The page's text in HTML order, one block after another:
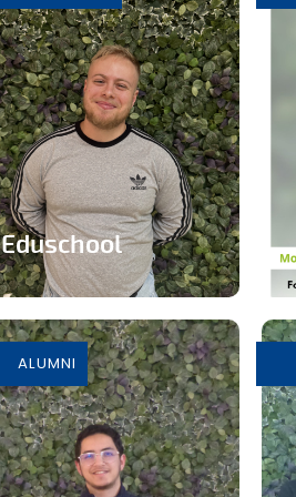
En savoir plus
Eduschool
pallier la pénurie de
professeurs en
secondaire
En savoir plus
ALUMNI